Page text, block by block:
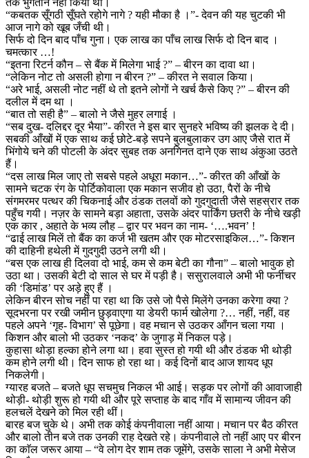
“कबतक सूँगठी सूँघते रहोगे नागे ? यही मौका है ।”- देवन की यह चुटकी भी
आज नागे को खूब जँची थी।
सिर्फ दो दिन बाद पाँच गुना। एक लाख का पाँच लाख सिर्फ दो दिन बाद ।
चमत्कार …!
“इतना रिटर्न कौन – से बैंक में मिलेगा भाई ?” – बीरन का दावा था।
“लेकिन नोट तो असली होगा न बीरन ?” – कीरत ने सवाल किया।
“अरे भाई, असली नोट नहीं थे तो इतने लोगों ने खर्च कैसे किए ?” – बीरन की
दलील में दम था ।
“बात तो सही है” – बालो ने जैसे मुहर लगाई ।
“सब दुख- दलिद्दर दूर भैया”- कीरत ने इस बार सुनहरे भविष्य की झलक दे दी।
सबकी आँखों में एक साथ कई छोटे-बड़े सपने बुलबुलाकर उग आए जैसे रात में
भिंगोये चने की पोटली के अंदर सुबह तक अनगिनत दाने एक साथ अंकुआ उठते
हैं।
“दस लाख मिल जाए तो सबसे पहले अधूरा मकान…”- कीरत की आँखों के
सामने चटक रंग के पोर्टिकोवाला एक मकान सजीव हो उठा, पैरों के नीचे
संगमरमर पत्थर की चिकनाई और ठंडक तलवों को गुदगुदाती जैसे सहस्रार तक
पहुँच गयी। नज़र के सामने बड़ा अहाता, उसके अंदर पार्किंग छतरी के नीचे खड़ी
एक कार , अहाते के भव्य लौह – द्वार पर भवन का नाम- ‘….भवन’ !
“ढाई लाख मिलें तो बैंक का कर्ज भी खतम और एक मोटरसाइकिल…”- किशन
की दाहिनी हथेली में गुदगुदी उठने लगी थी।
“बस एक लाख ही दिलवा दो भाई, कम से कम बेटी का गौना” – बालो भावुक हो
उठा था। उसकी बेटी दो साल से घर में पड़ी है। ससुरालवाले अभी भी फर्नीचर
की ‘डिमांड’ पर अड़े हुए हैं ।
लेकिन बीरन सोच नहीं पा रहा था कि उसे जो पैसे मिलेंगे उनका करेगा क्या ?
सूदभरना पर रखी जमीन छुड़वाएगा या डेयरी फार्म खोलेगा ?… नहीं, नहीं, वह
पहले अपने ‘गृह- विभाग’ से पूछेगा। वह मचान से उठकर आँगन चला गया ।
किशन और बालो भी उठकर ‘नकद’ के जुगाड़ में निकल पड़े।
कुहासा थोड़ा हल्का होने लगा था। हवा सुस्त हो गयी थी और ठंडक भी थोड़ी
कम होने लगी थी। दिन साफ हो रहा था। कई दिनों बाद आज शायद धूप
निकलेगी।
ग्यारह बजते – बजते धूप सचमुच निकल भी आई। सड़क पर लोगों की आवाजाही
थोड़ी- थोड़ी शुरू हो गयी थी और पूरे सप्ताह के बाद गाँव में सामान्य जीवन की
हलचलें देखने को मिल रही थीं।
बारह बज चुके थे। अभी तक कोई कंपनीवाला नहीं आया। मचान पर बैठ कीरत
और बालो तीन बजे तक उनकी राह देखते रहे। कंपनीवाले तो नहीं आए पर बीरन
का काॅल जरूर आया – “वे लोग देर शाम तक जूमेंगे, उसके साला ने अभी मेसेज